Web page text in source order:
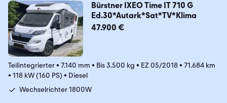
Bürstner IXEO Time IT 710 G
Ed.30*Autark*Sat*TV*Klima
47.900 €
Teilintegrierter• 7.140 mm • Bis 3.500 kg • EZ 05/2018• 71.684 km
• 118 kW (160 PS) • Diesel
Wechselrichter 1800W